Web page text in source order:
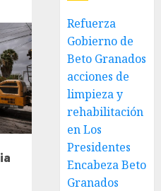
Refuerza
Gobierno de
Beto Granados
acciones de
limpieza y
rehabilitación
en Los
Presidentes
Encabeza Beto
Granados